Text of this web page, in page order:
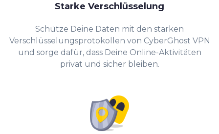
Starke Verschlüsselung
Schütze Deine Daten mit den starken
Verschlüsselungsprotokollen von CyberGhost VPN
und sorge dafür, dass Deine Online-Aktivitäten
privat und sicher bleiben.